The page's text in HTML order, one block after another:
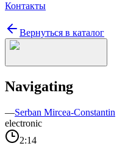
Контакты
Вернуться в каталог
Navigating
—Serban Mircea-Constantin
electronic
2:14